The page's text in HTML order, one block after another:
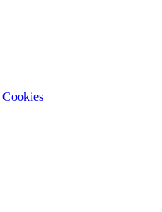
Cookies